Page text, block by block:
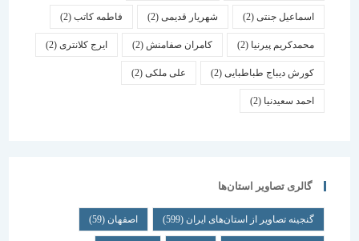
اسماعیل جنتی(2) شهریار قدیمی(2) فاطمه کاتب(2)
محمدکریم پیرنیا (2) کامران صفامنش(2) ایرج کلانتری (2)
کورش دیباج طباطبایی(2) علی ملکی(2)
احمد سعیدنیا (2)
گالری تصاویر استان‌ها
گنجینه تصاویر از استان‌های ایران(599) اصفهان (59)